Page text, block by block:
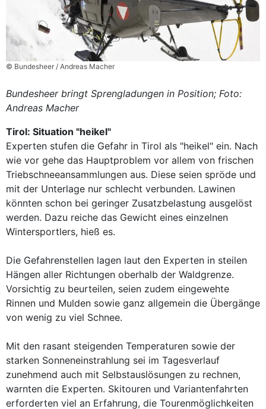
© Bundesheer / Andreas Macher
Bundesheer bringt Sprengladungen in Position; Foto:
Andreas Macher
Tirol: Situation "heikel"
Experten stufen die Gefahr in Tirol als "heikel" ein. Nach
wie vor gehe das Hauptproblem vor allem von frischen
Triebschneeansammlungen aus. Diese seien spröde und
mit der Unterlage nur schlecht verbunden. Lawinen
könnten schon bei geringer Zusatzbelastung ausgelöst
werden. Dazu reiche das Gewicht eines einzelnen
Wintersportlers, hieß es.
Die Gefahrenstellen lagen laut den Experten in steilen
Hängen aller Richtungen oberhalb der Waldgrenze.
Vorsichtig zu beurteilen, seien zudem eingewehte
Rinnen und Mulden sowie ganz allgemein die Übergänge
von wenig zu viel Schnee.
Mit den rasant steigenden Temperaturen sowie der
starken Sonneneinstrahlung sei im Tagesverlauf
zunehmend auch mit Selbstauslösungen zu rechnen,
warnten die Experten. Skitouren und Variantenfahrten
erforderten viel an Erfahrung, die Tourenmöglichkeiten